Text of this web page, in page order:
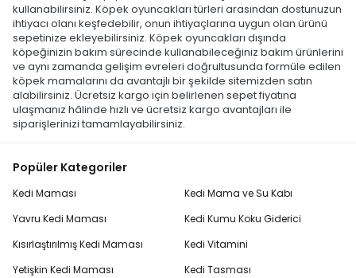
kullanabilirsiniz. Köpek oyuncakları türleri arasından dostunuzun
ihtiyacı olanı keşfedebilir, onun ihtiyaçlarına uygun olan ürünü
sepetinize ekleyebilirsiniz. Köpek oyuncakları dışında
köpeğinizin bakım sürecinde kullanabileceğiniz bakım ürünlerini
ve aynı zamanda gelişim evreleri doğrultusunda formüle edilen
köpek mamalarını da avantajlı bir şekilde sitemizden satın
alabilirsiniz. Ücretsiz kargo için belirlenen sepet fiyatına
ulaşmanız hâlinde hızlı ve ücretsiz kargo avantajları ile
siparişlerinizi tamamlayabilirsiniz.
Popüler Kategoriler
Kedi Maması
Yavru Kedi Maması
Kısırlaştırılmış Kedi Maması
Yetişkin Kedi Maması
Kedi Mama ve Su Kabı
Kedi Kumu Koku Giderici
Kedi Vitamini
Kedi Tasması